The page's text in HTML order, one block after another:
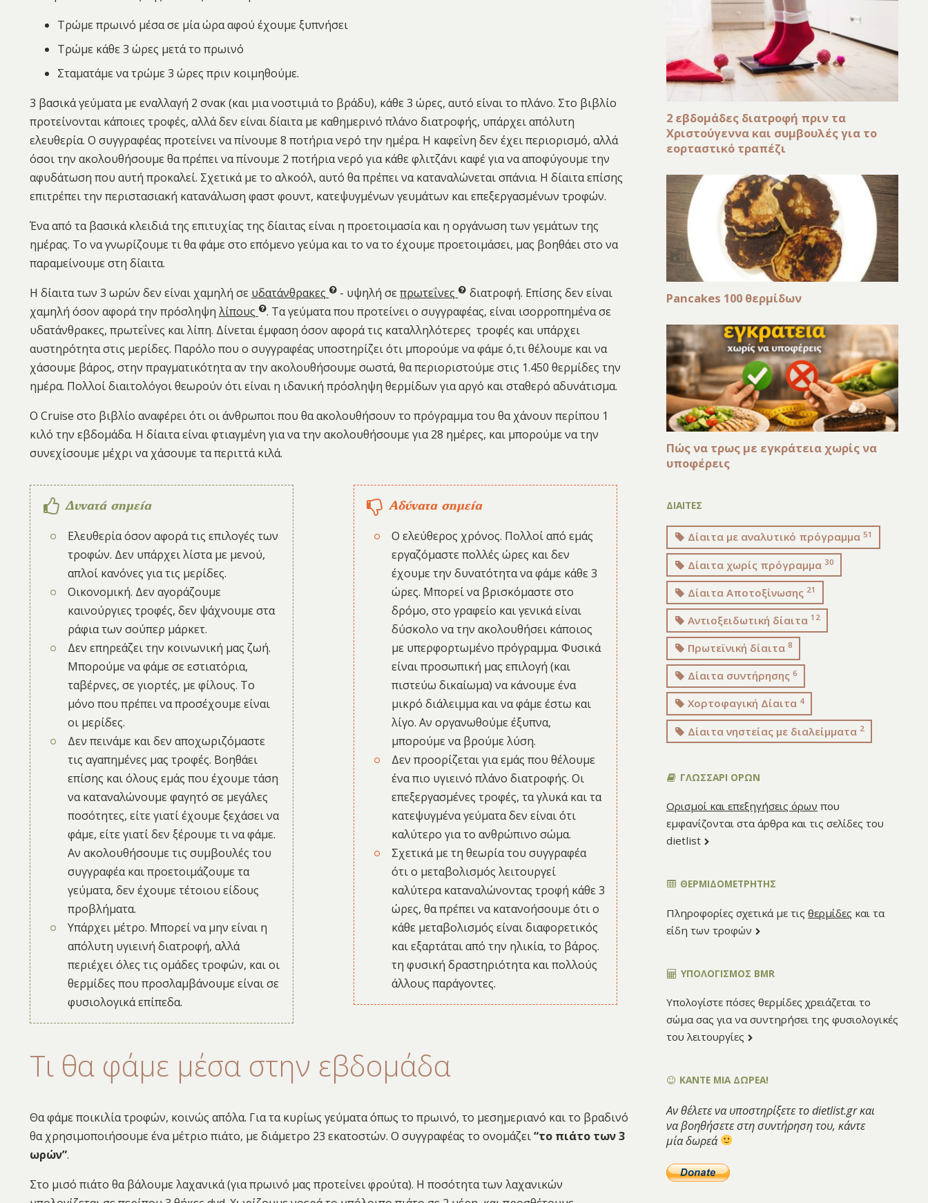
Τρώμε πρωινό μέσα σε μία ώρα αφού έχουμε ξυπνήσει
Τρώμε κάθε 3 ώρες μετά το πρωινό
Σταματάμε να τρώμε 3 ώρες πριν κοιμηθούμε.
3 βασικά γεύματα με εναλλαγή 2 σνακ (και μια νοστιμιά το βράδυ), κάθε 3 ώρες, αυτό είναι το πλάνο. Στο βιβλίο
προτείνονται κάποιες τροφές, αλλά δεν είναι δίαιτα με καθημερινό πλάνο διατροφής, υπάρχει απόλυτη
ελευθερία. Ο συγγραφέας προτείνει να πίνουμε 8 ποτήρια νερό την ημέρα. Η καφεΐνη δεν έχει περιορισμό, αλλά
όσοι την ακολουθήσουμε θα πρέπει να πίνουμε 2 ποτήρια νερό για κάθε φλιτζάνι καφέ για να αποφύγουμε την
αφυδάτωση που αυτή προκαλεί. Σχετικά με το αλκοόλ, αυτό θα πρέπει να καταναλώνεται σπάνια. Η δίαιτα επίσης
επιτρέπει την περιστασιακή κατανάλωση φαστ φουντ, κατεψυγμένων γευμάτων και επεξεργασμένων τροφών.
Ένα από τα βασικά κλειδιά της επιτυχίας της δίαιτας είναι η προετοιμασία και η οργάνωση των γεμάτων της
ημέρας. Το να γνωρίζουμε τι θα φάμε στο επόμενο γεύμα και το να το έχουμε προετοιμάσει, μας βοηθάει στο να
παραμείνουμε στη δίαιτα.
Η δίαιτα των 3 ωρών δεν είναι χαμηλή σε υδατάνθρακες - υψηλή σεπρωτεΐνες
διατροφή. Επίσης δεν είναι
χαμηλή όσον αφορά την πρόσληψη λίπους
. Τα γεύματα που προτείνει ο συγγραφέας, είναι ισορροπημένα σε
υδατάνθρακες, πρωτεΐνες και λίπη. Δίνεται έμφαση όσον αφορά τις καταλληλότερες τροφές και υπάρχει
αυστηρότητα στις μερίδες. Παρόλο που ο συγγραφέας υποστηρίζει ότι μπορούμε να φάμε ό,τι θέλουμε και να
χάσουμε βάρος, στην πραγματικότητα αν την ακολουθήσουμε σωστά, θα περιοριστούμε στις 1.450 θερμίδες την
ημέρα. Πολλοί διαιτολόγοι θεωρούν ότι είναι η ιδανική πρόσληψη θερμίδων για αργό και σταθερό αδυνάτισμα.
Ο Cruise στο βιβλίο αναφέρει ότι οι άνθρωποι που θα ακολουθήσουν το πρόγραμμα του θα χάνουν περίπου 1
κιλό την εβδομάδα. Η δίαιτα είναι φτιαγμένη για να την ακολουθήσουμε για 28 ημέρες, και μπορούμε να την
συνεχίσουμε μέχρι να χάσουμε τα περιττά κιλά.
Δυνατά σημεία
Ελευθερία όσον αφορά τις επιλογές των
τροφών. Δεν υπάρχει λίστα με μενού,
απλοί κανόνες για τις μερίδες.
Οικονομική. Δεν αγοράζουμε
καινούργιες τροφές, δεν ψάχνουμε στα
ράφια των σούπερ μάρκετ.
Δεν επηρεάζει την κοινωνική μας ζωή.
Μπορούμε να φάμε σε εστιατόρια,
ταβέρνες, σε γιορτές, με φίλους. Το
μόνο που πρέπει να προσέχουμε είναι
οι μερίδες.
Δεν πεινάμε και δεν αποχωριζόμαστε
τις αγαπημένες μας τροφές. Βοηθάει
επίσης και όλους εμάς που έχουμε τάση
να καταναλώνουμε φαγητό σε μεγάλες
ποσότητες, είτε γιατί έχουμε ξεχάσει να
φάμε, είτε γιατί δεν ξέρουμε τι να φάμε.
Αν ακολουθήσουμε τις συμβουλές του
συγγραφέα και προετοιμάζουμε τα
γεύματα, δεν έχουμε τέτοιου είδους
προβλήματα.
Υπάρχει μέτρο. Μπορεί να μην είναι η
απόλυτη υγιεινή διατροφή, αλλά
περιέχει όλες τις ομάδες τροφών, και οι
θερμίδες που προσλαμβάνουμε είναι σε
φυσιολογικά επίπεδα.
Αδύνατα σημεία
Ο ελεύθερος χρόνος. Πολλοί από εμάς
εργαζόμαστε πολλές ώρες και δεν
έχουμε την δυνατότητα να φάμε κάθε 3
ώρες. Μπορεί να βρισκόμαστε στο
δρόμο, στο γραφείο και γενικά είναι
δύσκολο να την ακολουθήσει κάποιος
με υπερφορτωμένο πρόγραμμα. Φυσικά
είναι προσωπική μας επιλογή (και
πιστεύω δικαίωμα) να κάνουμε ένα
μικρό διάλειμμα και να φάμε έστω και
λίγο. Αν οργανωθούμε έξυπνα,
μπορούμε να βρούμε λύση.
Δεν προορίζεται για εμάς που θέλουμε
ένα πιο υγιεινό πλάνο διατροφής. Οι
επεξεργασμένες τροφές, τα γλυκά και τα
κατεψυγμένα γεύματα δεν είναι ότι
καλύτερο για το ανθρώπινο σώμα.
Σχετικά με τη θεωρία του συγγραφέα
ότι ο μεταβολισμός λειτουργεί
καλύτερα καταναλώνοντας τροφή κάθε 3
ώρες, θα πρέπει να κατανοήσουμε ότι ο
κάθε μεταβολισμός είναι διαφορετικός
και εξαρτάται από την ηλικία, το βάρος.
τη φυσική δραστηριότητα και πολλούς
άλλους παράγοντες.
Τι θα φάμε μέσα στην εβδομάδα
Θα φάμε ποικιλία τροφών, κοινώς απ΄όλα. Για τα κυρίως γεύματα όπως το πρωινό, το μεσημεριανό και το βραδινό
θα χρησιμοποιήσουμε ένα μέτριο πιάτο, με διάμετρο 23 εκατοστών. Ο συγγραφέας το ονομάζει“το πιάτο των 3
ωρών”.
Στο μισό πιάτο θα βάλουμε λαχανικά (για πρωινό μας προτείνει φρούτα). Η ποσότητα των λαχανικών
2 εβδομάδες διατροφή πριν τα
Χριστούγεννα και συμβουλές για το
εορταστικό τραπέζι
Pancakes 100 θερμίδων
Πώς να τρως με εγκράτεια χωρίς να
υποφέρεις
ΔΙΑΙΤΕΣ
Δίαιτα με αναλυτικό πρόγραμμα51
Δίαιτα χωρίς πρόγραμμα 30
Δίαιτα Αποτοξίνωσης 21
Αντιοξειδωτική δίαιτα 12
Πρωτεϊνική δίαιτα8
Δίαιτα συντήρησης6
Χορτοφαγική Δίαιτα 4
Δίαιτα νηστείας με διαλείμματα 2
ΓΛΩΣΣΑΡΙ ΟΡΩΝ
Ορισμοί και επεξηγήσεις όρων που
εμφανίζονται στα άρθρα και τις σελίδες του
dietlist
ΘΕΡΜΙΔΟΜΕΤΡΗΤΗΣ
Πληροφορίες σχετικά με τιςθερμίδες και τα
είδη των τροφών
ΥΠΟΛΟΓΙΣΜΌΣ BMR
Υπολογίστε πόσες θερμίδες χρειάζεται το
σώμα σας για να συντηρήσει της φυσιολογικές
του λειτουργίες
ΚΑΝΤΕ ΜΙΑ ΔΩΡΕΑ!
Αν θέλετε να υποστηρίξετε το dietlist.gr και
να βοηθήσετε στη συντήρηση του, κάντε
μία δωρεά